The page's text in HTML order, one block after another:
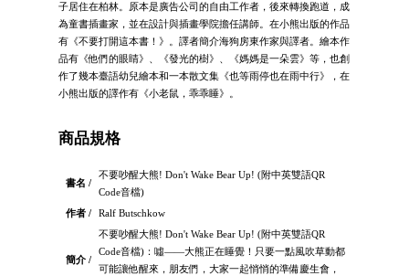
子居住在柏林。原本是廣告公司的自由工作者，後來轉換跑道，成
為童書插畫家，並在設計與插畫學院擔任講師。在小熊出版的作品
有《不要打開這本書！》。譯者簡介海狗房東作家與譯者。繪本作
品有《他們的眼睛》、《發光的樹》、《媽媽是一朵雲》等，也創
作了幾本臺語幼兒繪本和一本散文集《也等雨停也在雨中行》，在
小熊出版的譯作有《小老鼠，乖乖睡》。
商品規格
書名 /
不要吵醒大熊! Don't Wake Bear Up! (附中英雙語QR
Code音檔)
作者 /
Ralf Butschkow
簡介 /
不要吵醒大熊! Don't Wake Bear Up! (附中英雙語QR
Code音檔)：噓——大熊正在睡覺！只要一點風吹草動都
可能讓他醒來，朋友們，大家一起悄悄的準備慶生會，